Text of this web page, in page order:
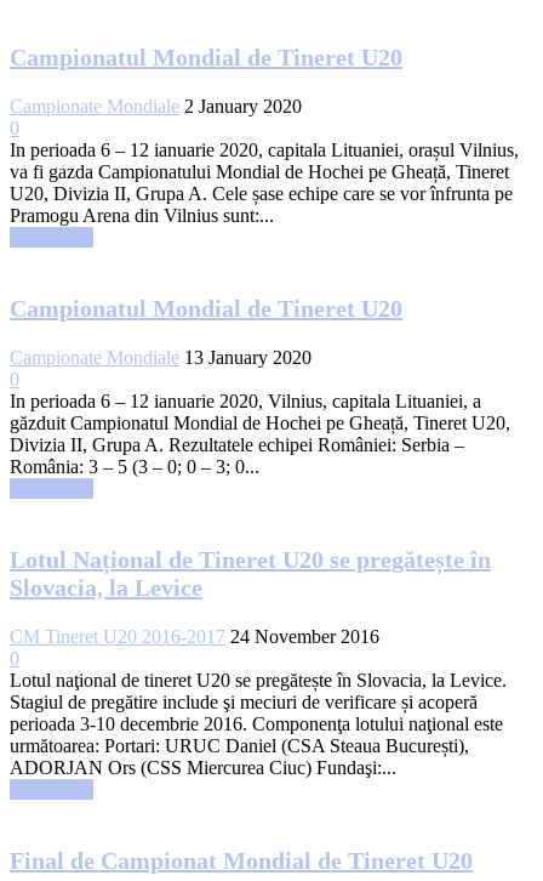
Campionatul Mondial de Tineret U20
Campionate Mondiale 2 January 2020
0
In perioada 6 – 12 ianuarie 2020, capitala Lituaniei, orașul Vilnius,
va fi gazda Campionatului Mondial de Hochei pe Gheață, Tineret
U20, Divizia II, Grupa A. Cele șase echipe care se vor înfrunta pe
Pramogu Arena din Vilnius sunt:...
Campionatul Mondial de Tineret U20
Campionate Mondiale 13 January 2020
0
In perioada 6 – 12 ianuarie 2020, Vilnius, capitala Lituaniei, a
găzduit Campionatul Mondial de Hochei pe Gheață, Tineret U20,
Divizia II, Grupa A. Rezultatele echipei României: Serbia –
România: 3 – 5 (3 – 0; 0 – 3; 0...
Lotul Național de Tineret U20 se pregătește în
Slovacia, la Levice
CM Tineret U20 2016-2017 24 November 2016
0
Lotul naţional de tineret U20 se pregătește în Slovacia, la Levice.
Stagiul de pregătire include şi meciuri de verificare și acoperă
perioada 3-10 decembrie 2016. Componenţa lotului naţional este
următoarea: Portari: URUC Daniel (CSA Steaua București),
ADORJAN Ors (CSS Miercurea Ciuc) Fundaşi:...
Final de Campionat Mondial de Tineret U20